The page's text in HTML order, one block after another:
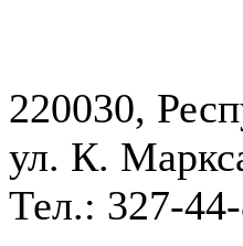
220030,
ул. К.
Тел.: 327-